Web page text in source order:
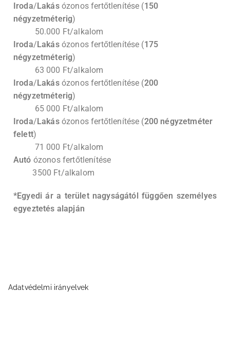
Iroda/Lakásózonos fertőtlenítése (150
négyzetméterig)
50.000 Ft/alkalom
Iroda/Lakásózonos fertőtlenítése (175
négyzetméterig)
63 000 Ft/alkalom
Iroda/Lakásózonos fertőtlenítése (200
négyzetméterig)
65 000 Ft/alkalom
Iroda/Lakásózonos fertőtlenítése (200 négyzetméter
felett)
71 000 Ft/alkalom
Autó ózonos fertőtlenítése
3500 Ft/alkalom
*Egyedi ár a terület nagyságától függően személyes
egyeztetés alapján
Adatvédelmi irányelvek